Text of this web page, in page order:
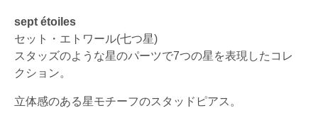
sept étoiles
セット・エトワール(七つ星)
スタッズのような星のパーツで7つの星を表現したコレ
クション。
立体感のある星モチーフのスタッドピアス。